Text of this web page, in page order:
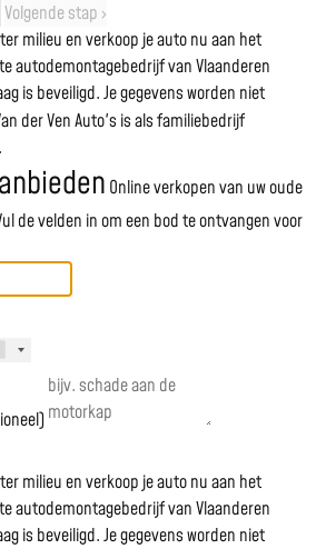
Volgende stap ›
milieu en verkoop je auto nu aan het
autodemontagebedrijf van Vlaanderen
is beveiligd. Je gegevens worden niet
der Ven Auto's is als familiebedrijf
Online verkopen van uw oude
de velden in om een bod te ontvangen voor
milieu en verkoop je auto nu aan het
autodemontagebedrijf van Vlaanderen
is beveiligd. Je gegevens worden niet